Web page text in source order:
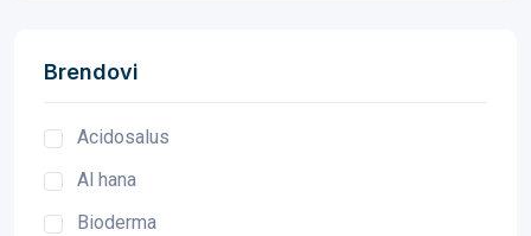
Brendovi
Acidosalus
Al hana
Bioderma